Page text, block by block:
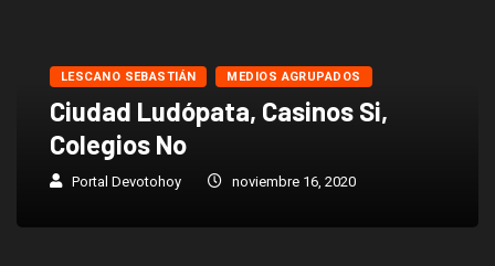
LESCANO SEBASTIÁN MEDIOS AGRUPADOS
Ciudad Ludópata, Casinos Si,
Colegios No
Portal Devotohoy noviembre 16, 2020